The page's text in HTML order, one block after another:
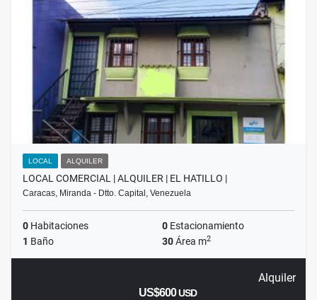
LOCAL ALQUILER
LOCAL COMERCIAL | ALQUILER | EL HATILLO |
Caracas, Miranda - Dtto. Capital, Venezuela
0 Habitaciones 0 Estacionamiento
1 Baño 30Área m2
Alquiler
US$600USD